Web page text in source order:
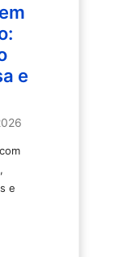
e
e